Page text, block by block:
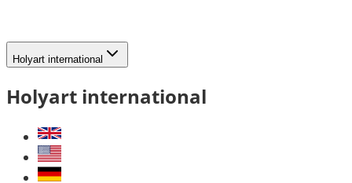
Holyart international
Holyart international